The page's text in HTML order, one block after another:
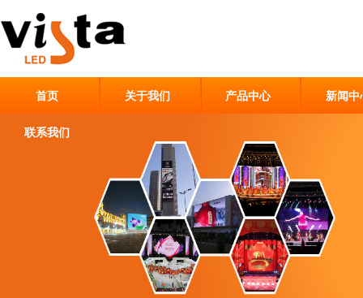
首页 关于我们 产品中心 新闻中
联系我们